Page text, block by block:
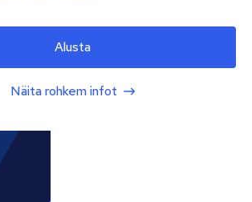
Alusta
Näita rohkem infot